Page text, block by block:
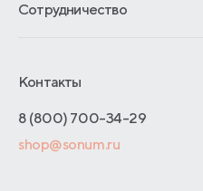
Отзывы покупателей
Обмен и возврат
Как оформить заказ
Адреса магазинов
Договор-оферты
Сотрудничество
Отельерам
Оптовые продажи
Контакты
8 (800) 700-34-29
shop@sonum.ru